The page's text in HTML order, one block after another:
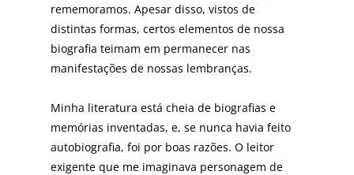
rememoramos. Apesar disso, vistos de
distintas formas, certos elementos de nossa
biografia teimam em permanecer nas
manifestações de nossas lembranças.
Minha literatura está cheia de biografias e
memórias inventadas, e, se nunca havia feito
autobiografia, foi por boas razões. O leitor
exigente que me imaginava personagem de